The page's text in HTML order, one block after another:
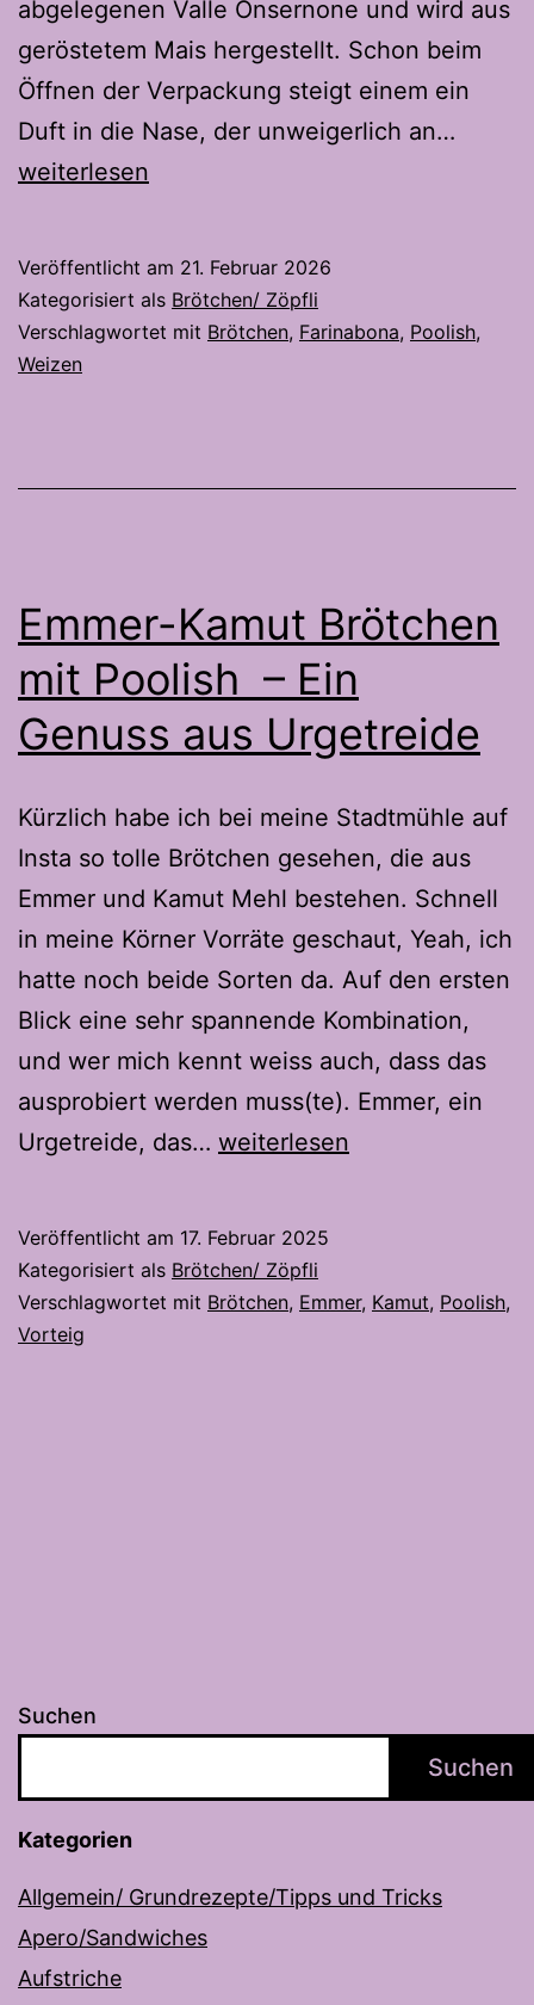
abgelegenen Valle Onsernone und wird aus
geröstetem Mais hergestellt. Schon beim
Öffnen der Verpackung steigt einem ein
Duft in die Nase, der unweigerlich an…
Tessin
weiterlesen
Veröffentlicht am 21. Februar 2026
Kategorisiert als Brötchen/ Zöpfli
Verschlagwortet mit Brötchen, Farinabona, Poolish,
Weizen
Emmer-Kamut Brötchen
mit Poolish – Ein
Genuss aus Urgetreide
Kürzlich habe ich bei meine Stadtmühle auf
Insta so tolle Brötchen gesehen, die aus
Emmer und Kamut Mehl bestehen. Schnell
in meine Körner Vorräte geschaut, Yeah, ich
hatte noch beide Sorten da. Auf den ersten
Blick eine sehr spannende Kombination,
und wer mich kennt weiss auch, dass das
ausprobiert werden muss(te). Emmer, ein
Urgetreide, das… Emmer-
mit
Poolish
weiterlesen
Veröffentlicht am 17. Februar 2025
Kategorisiert als Brötchen/ Zöpfli
Verschlagwortet mit Brötchen, Emmer, Kamut, Poolish,
Vorteig
Suchen
Suchen
Kategorien
Allgemein/ Grundrezepte/Tipps und Tricks
Apero/Sandwiches
Aufstriche